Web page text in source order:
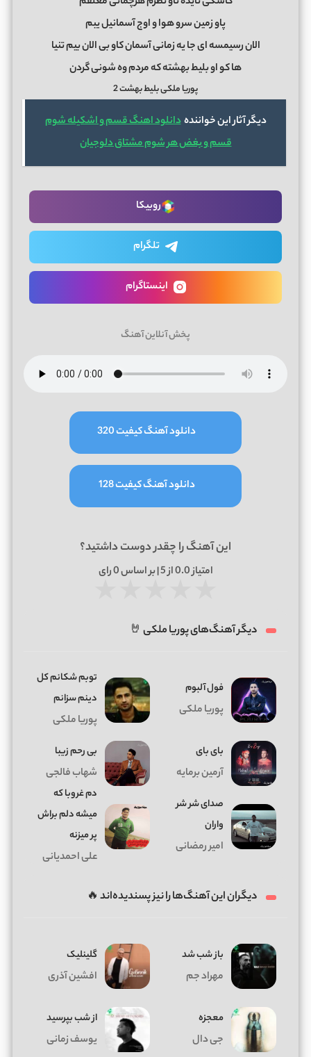
پاو زمین سرو هوا و اوج آسمانیل یبم
الان رسیمسه ای جا یه زمانی آسمان کاو بی الان بیم تنیا
ها کو او بلیط بهشته که مردم وه شونی گردن
پوریا ملکی بلیط بهشت 2
دیگر آثار این خوانندهدانلود اهنگ قسم و اشکیله شوم
قسم و بغض هر شوم مشتاق دلوجیان
روبیکا
تلگرام
اینستاگرام
پخش آنلاین آهنگ
دانلود آهنگ کیفیت 320
دانلود آهنگ کیفیت 128
این آهنگ را چقدر دوست داشتید؟
امتیاز0.0از 5 | بر اساس 0رای
دیگر آهنگ‌های پوریا ملکی 🤘
فول آلبوم
پوریا ملکی
توﺑﻢ ﺷﻜﺎﻧﻢ ﻛﻞ
دﻳﻨﻢ ﺳﺰاﻧﻢ
پوریا ملکی
بای بای
آرمین برمایه
بی رحم زیبا
شهاب فالجی
صدای شر شر
واران
امیر رمضانی
دم غروبا که
میشه دلم براش
پر میزنه
علی احمدیانی
دیگران این آهنگ‌ها را نیز پسندیده‌اند 🔥
باز شب شد
مهراد جم
گلینلیک
افشین آذری
معجزه
جی دال
از شب بپرسید
یوسف زمانی